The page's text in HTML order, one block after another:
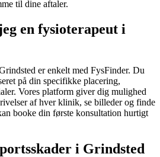
til dine aftaler.
en fysioterapeut i
er enkelt med FysFinder. Du
på din specifikke placering,
Vores platform giver dig mulighed
af hver klinik, se billeder og finde
booke din første konsultation hurtigt
i Grindsted